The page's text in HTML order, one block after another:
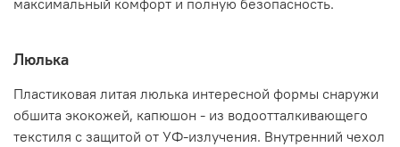
Люлька
Пластиковая литая люлька интересной формы снаружи
обшита экокожей, капюшон - из водоотталкивающего
текстиля с защитой от УФ-излучения. Внутренний чехол